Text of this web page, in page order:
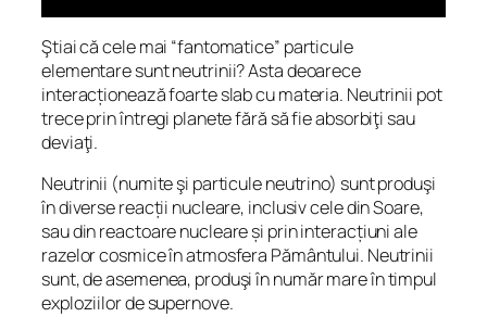
Ştiai că cele mai “fantomatice” particule
elementare sunt neutrinii? Asta deoarece
interacționează foarte slab cu materia. Neutrinii pot
trece prin întregi planete fără să fie absorbiţi sau
deviaţi.
Neutrinii (numite şi particule neutrino) sunt produşi
în diverse reacții nucleare, inclusiv cele din Soare,
sau din reactoare nucleare și prin interacțiuni ale
razelor cosmice în atmosfera Pământului. Neutrinii
sunt, de asemenea, produşi în număr mare în timpul
exploziilor de supernove.